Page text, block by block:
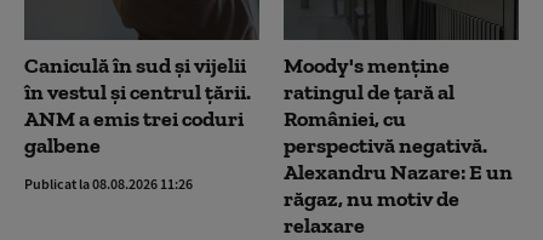
Caniculă în sud și vijelii
în vestul și centrul țării.
ANM a emis trei coduri
galbene
Publicat la 08.08.2026 11:26
Moody's menține
ratingul de țară al
României, cu
perspectivă negativă.
Alexandru Nazare: E un
răgaz, nu motiv de
relaxare